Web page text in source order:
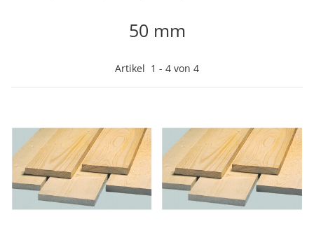
50 mm
Artikel 1 - 4 von 4